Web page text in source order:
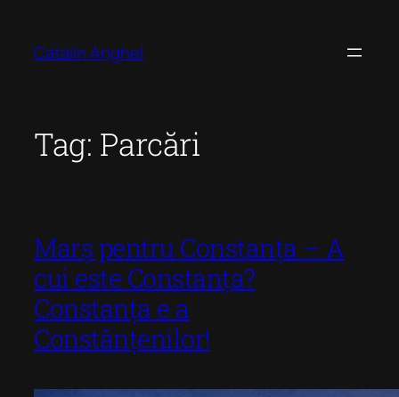
content
Catalin Anghel
Tag: Parcări
Marș pentru Constanța – A
cui este Constanța?
Constanța e a
Constănțenilor!